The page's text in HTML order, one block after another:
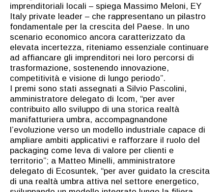
imprenditoriali locali – spiega Massimo Meloni, EY
Italy private leader – che rappresentano un pilastro
fondamentale per la crescita del Paese. In uno
scenario economico ancora caratterizzato da
elevata incertezza, riteniamo essenziale continuare
ad affiancare gli imprenditori nei loro percorsi di
trasformazione, sostenendo innovazione,
competitività e visione di lungo periodo”.
I premi sono stati assegnati a Silvio Pascolini,
amministratore delegato di Icom, “per aver
contribuito allo sviluppo di una storica realtà
manifatturiera umbra, accompagnandone
l’evoluzione verso un modello industriale capace di
ampliare ambiti applicativi e rafforzare il ruolo del
packaging come leva di valore per clienti e
territorio”; a Matteo Minelli, amministratore
delegato di Ecosuntek, “per aver guidato la crescita
di una realtà umbra attiva nel settore energetico,